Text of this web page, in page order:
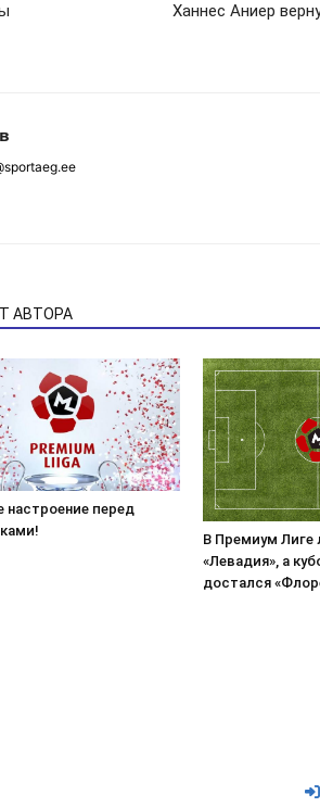
Ханнес Аниер
АВТОРА
настроение перед
В Премиум Лиге
«Левадия», а
достался